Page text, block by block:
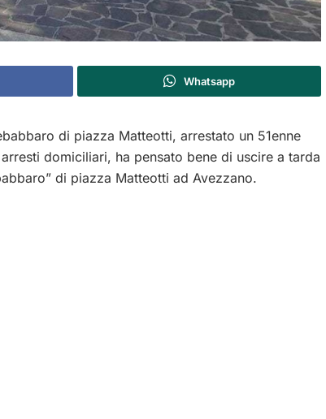
Whatsapp
di piazza Matteotti, arrestato un 51enne
domiciliari, ha pensato bene di uscire a tarda
di piazza Matteotti ad Avezzano.